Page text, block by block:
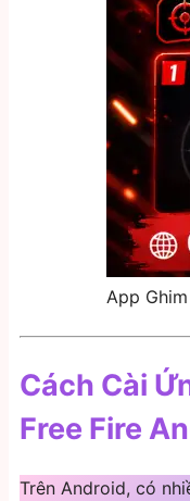
App
Cách Cài
Free Fire
Trên Android, có